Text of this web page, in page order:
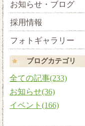
お知らせ・ブログ
採用情報
フォトギャラリー
ブログカテゴリ
全ての記事(233)
お知らせ(36)
イベント(166)